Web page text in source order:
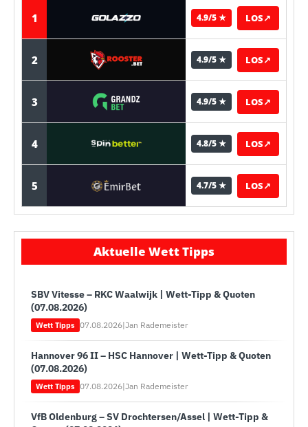
1 4.9/5 ★ LOS↗
2 4.9/5 ★ LOS↗
3 4.9/5 ★ LOS↗
4 4.8/5 ★ LOS↗
5 4.7/5 ★ LOS↗
Aktuelle Wett Tipps
SBV Vitesse – RKC Waalwijk | Wett-Tipp & Quoten
(07.08.2026)
Wett Tipps 07.08.2026|Jan Rademeister
Hannover 96 II – HSC Hannover | Wett-Tipp & Quoten
(07.08.2026)
Wett Tipps 07.08.2026|Jan Rademeister
VfB Oldenburg – SV Drochtersen/Assel | Wett-Tipp &